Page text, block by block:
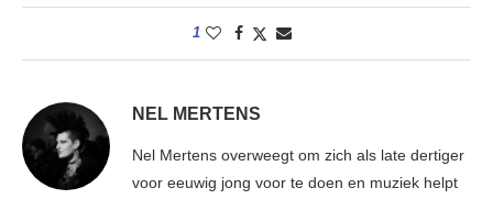
1
NEL MERTENS
Nel Mertens overweegt om zich als late dertiger
voor eeuwig jong voor te doen en muziek helpt